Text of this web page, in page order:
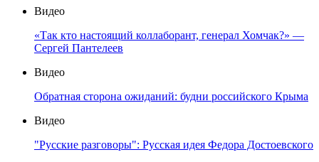
Видео
«Так кто настоящий коллаборант, генерал Хомчак?» —
Сергей Пантелеев
Видео
Обратная сторона ожиданий: будни российского Крыма
Видео
"Русские разговоры": Русская идея Федора Достоевского